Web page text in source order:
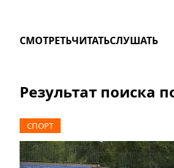
СМОТРЕТЬЧИТАТЬСЛУШАТЬ
Результат поиска
СПОРТ